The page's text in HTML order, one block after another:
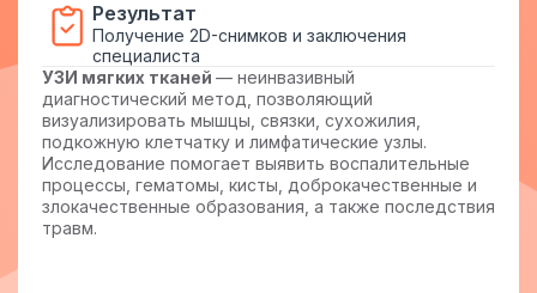
Результат
Получение 2D-снимков и заключения
специалиста
УЗИ мягких тканей — неинвазивный
диагностический метод, позволяющий
визуализировать мышцы, связки, сухожилия,
подкожную клетчатку и лимфатические узлы.
Исследование помогает выявить воспалительные
процессы, гематомы, кисты, доброкачественные и
злокачественные образования, а также последствия
травм.